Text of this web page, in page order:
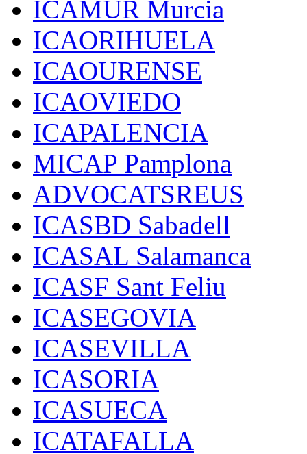
ICAMUR Murcia
ICAORIHUELA
ICAOURENSE
ICAOVIEDO
ICAPALENCIA
MICAP Pamplona
ADVOCATSREUS
ICASBD Sabadell
ICASAL Salamanca
ICASF Sant Feliu
ICASEGOVIA
ICASEVILLA
ICASORIA
ICASUECA
ICATAFALLA